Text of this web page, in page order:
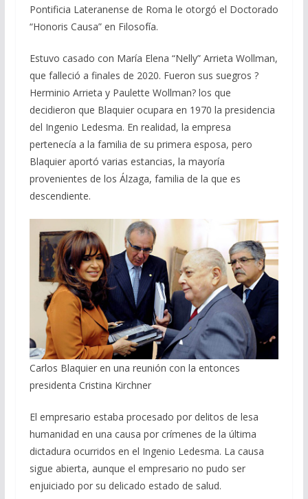
Pontificia Lateranense de Roma le otorgó el Doctorado
“Honoris Causa” en Filosofía.
Estuvo casado con María Elena “Nelly” Arrieta Wollman,
que falleció a finales de 2020. Fueron sus suegros ?
Herminio Arrieta y Paulette Wollman? los que
decidieron que Blaquier ocupara en 1970 la presidencia
del Ingenio Ledesma. En realidad, la empresa
pertenecía a la familia de su primera esposa, pero
Blaquier aportó varias estancias, la mayoría
provenientes de los Álzaga, familia de la que es
descendiente.
Carlos Blaquier en una reunión con la entonces
presidenta Cristina Kirchner
El empresario estaba procesado por delitos de lesa
humanidad en una causa por crímenes de la última
dictadura ocurridos en el Ingenio Ledesma. La causa
sigue abierta, aunque el empresario no pudo ser
enjuiciado por su delicado estado de salud.